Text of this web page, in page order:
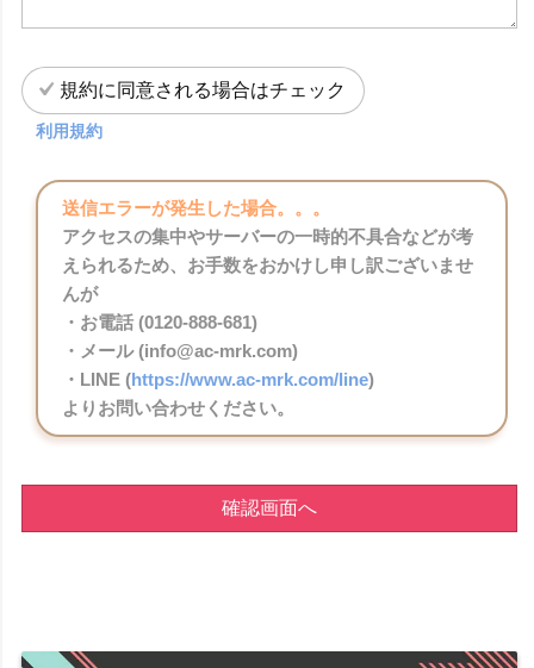
規約に同意される場合はチェック
利用規約
送信エラーが発生した場合。。。
アクセスの集中やサーバーの一時的不具合などが考
えられるため、お手数をおかけし申し訳ございませ
んが
・お電話 (0120-888-681)
・メール (info@ac-mrk.com)
・LINE (https://www.ac-mrk.com/line)
よりお問い合わせください。
確認画面へ